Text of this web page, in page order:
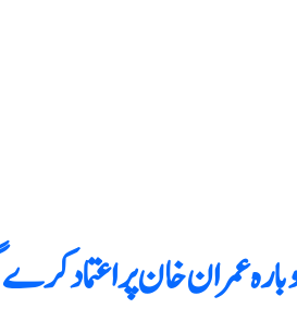
عمران خان پر اعتماد